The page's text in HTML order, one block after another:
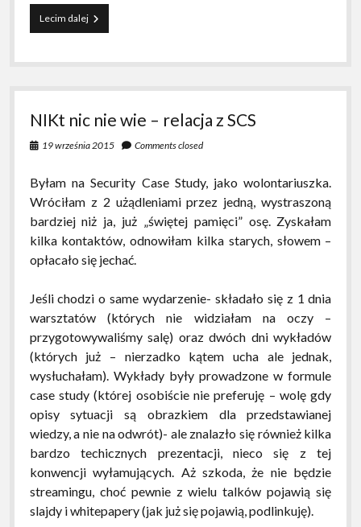
Lecim dalejYou
are
to
an
version
a
Server
Compact
Edition
database.
NIKt nic nie wie – relacja z SCS
19 września 2015 Comments closed
Byłam na Security Case Study, jako wolontariuszka.
Wróciłam z 2 użądleniami przez jedną, wystraszoną
bardziej niż ja, już „świętej pamięci” osę. Zyskałam
kilka kontaktów, odnowiłam kilka starych, słowem –
opłacało się jechać.
Jeśli chodzi o same wydarzenie- składało się z 1 dnia
warsztatów (których nie widziałam na oczy –
przygotowywaliśmy salę) oraz dwóch dni wykładów
(których już – nierzadko kątem ucha ale jednak,
wysłuchałam). Wykłady były prowadzone w formule
case study (której osobiście nie preferuję – wolę gdy
opisy sytuacji są obrazkiem dla przedstawianej
wiedzy, a nie na odwrót)- ale znalazło się również kilka
bardzo techicznych prezentacji, nieco się z tej
konwencji wyłamujących. Aż szkoda, że nie będzie
streamingu, choć pewnie z wielu talków pojawią się
slajdy i whitepapery (jak już się pojawią, podlinkuję).